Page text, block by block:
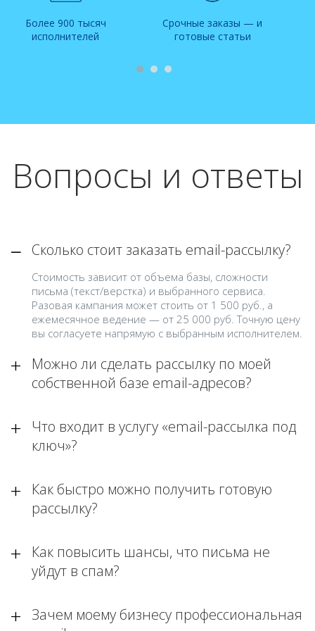
Более 900 тысяч
исполнителей
Срочные заказы — и
готовые статьи
Вопросы и ответы
Сколько стоит заказать email-рассылку?
Стоимость зависит от объема базы, сложности
письма (текст/верстка) и выбранного сервиса.
Разовая кампания может стоить от 1 500 руб., а
ежемесячное ведение — от 25 000 руб. Точную цену
вы согласуете напрямую с выбранным исполнителем.
Можно ли сделать рассылку по моей
собственной базе email-адресов?
Что входит в услугу «email-рассылка под
ключ»?
Как быстро можно получить готовую
рассылку?
Как повысить шансы, что письма не
уйдут в спам?
Зачем моему бизнесу профессиональная